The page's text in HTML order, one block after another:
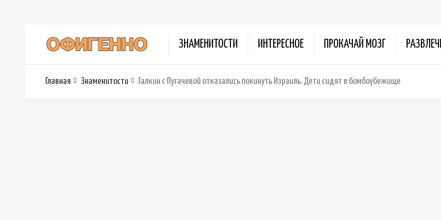
ЗНАМЕНИТОСТИ ИНТЕРЕСНОЕ ПРОКАЧАЙ МОЗГ
Главная Знаменитости Галкин с Пугачевой отказались покинуть Израиль. Дети сидят в бомбоубежище